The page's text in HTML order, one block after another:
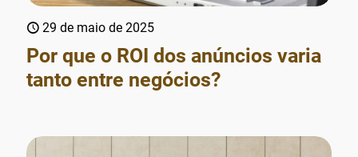
29 de maio de 2025
Por que o ROI dos anúncios varia
tanto entre negócios?